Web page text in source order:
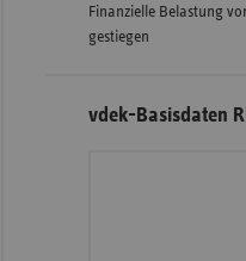
Finanzielle Belastung
gestiegen
vdek-Basisdaten